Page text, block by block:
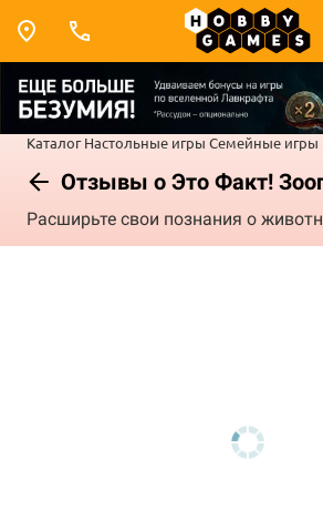
Каталог Настольные игры Семейные игры
Отзывы о Это Факт!
Расширьте свои познания о